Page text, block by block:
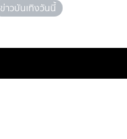
ข่าวบันเทิงวันนี้